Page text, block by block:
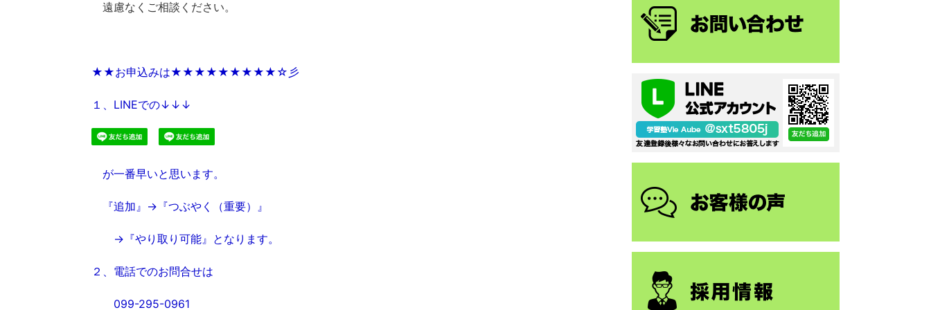
遠慮なくご相談ください。
★★お申込みは★★★★★★★★★☆彡
１、LINEでの↓↓↓
が一番早いと思います。
『追加』→『つぶやく（重要）』
→『やり取り可能』となります。
２、電話でのお問合せは
099-295-0961